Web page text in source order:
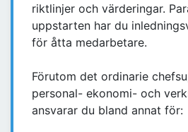
riktlinjer och värderingar.
uppstarten har du
för åtta medarbetare.
Förutom det ordinarie
personal- ekonomi- och
ansvarar du bland annat för: